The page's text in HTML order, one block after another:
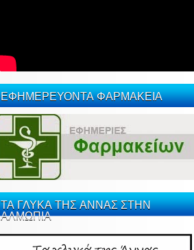
ΕΦΗΜΕΡΕΥΟΝΤΑ ΦΑΡΜΑΚΕΙΑ
ΤΑ ΓΛΥΚΑ ΤΗΣ ΑΝΝΑΣ ΣΤΗΝ
ΑΛΜΩΠΙΑ